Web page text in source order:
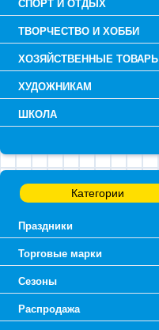
СПОРТ И ОТДЫХ
ТВОРЧЕСТВО И ХОББИ
ХОЗЯЙСТВЕННЫЕ ТОВАРЫ
ХУДОЖНИКАМ
ШКОЛА
Категории
Праздники
Торговые марки
Сезоны
Распродажа